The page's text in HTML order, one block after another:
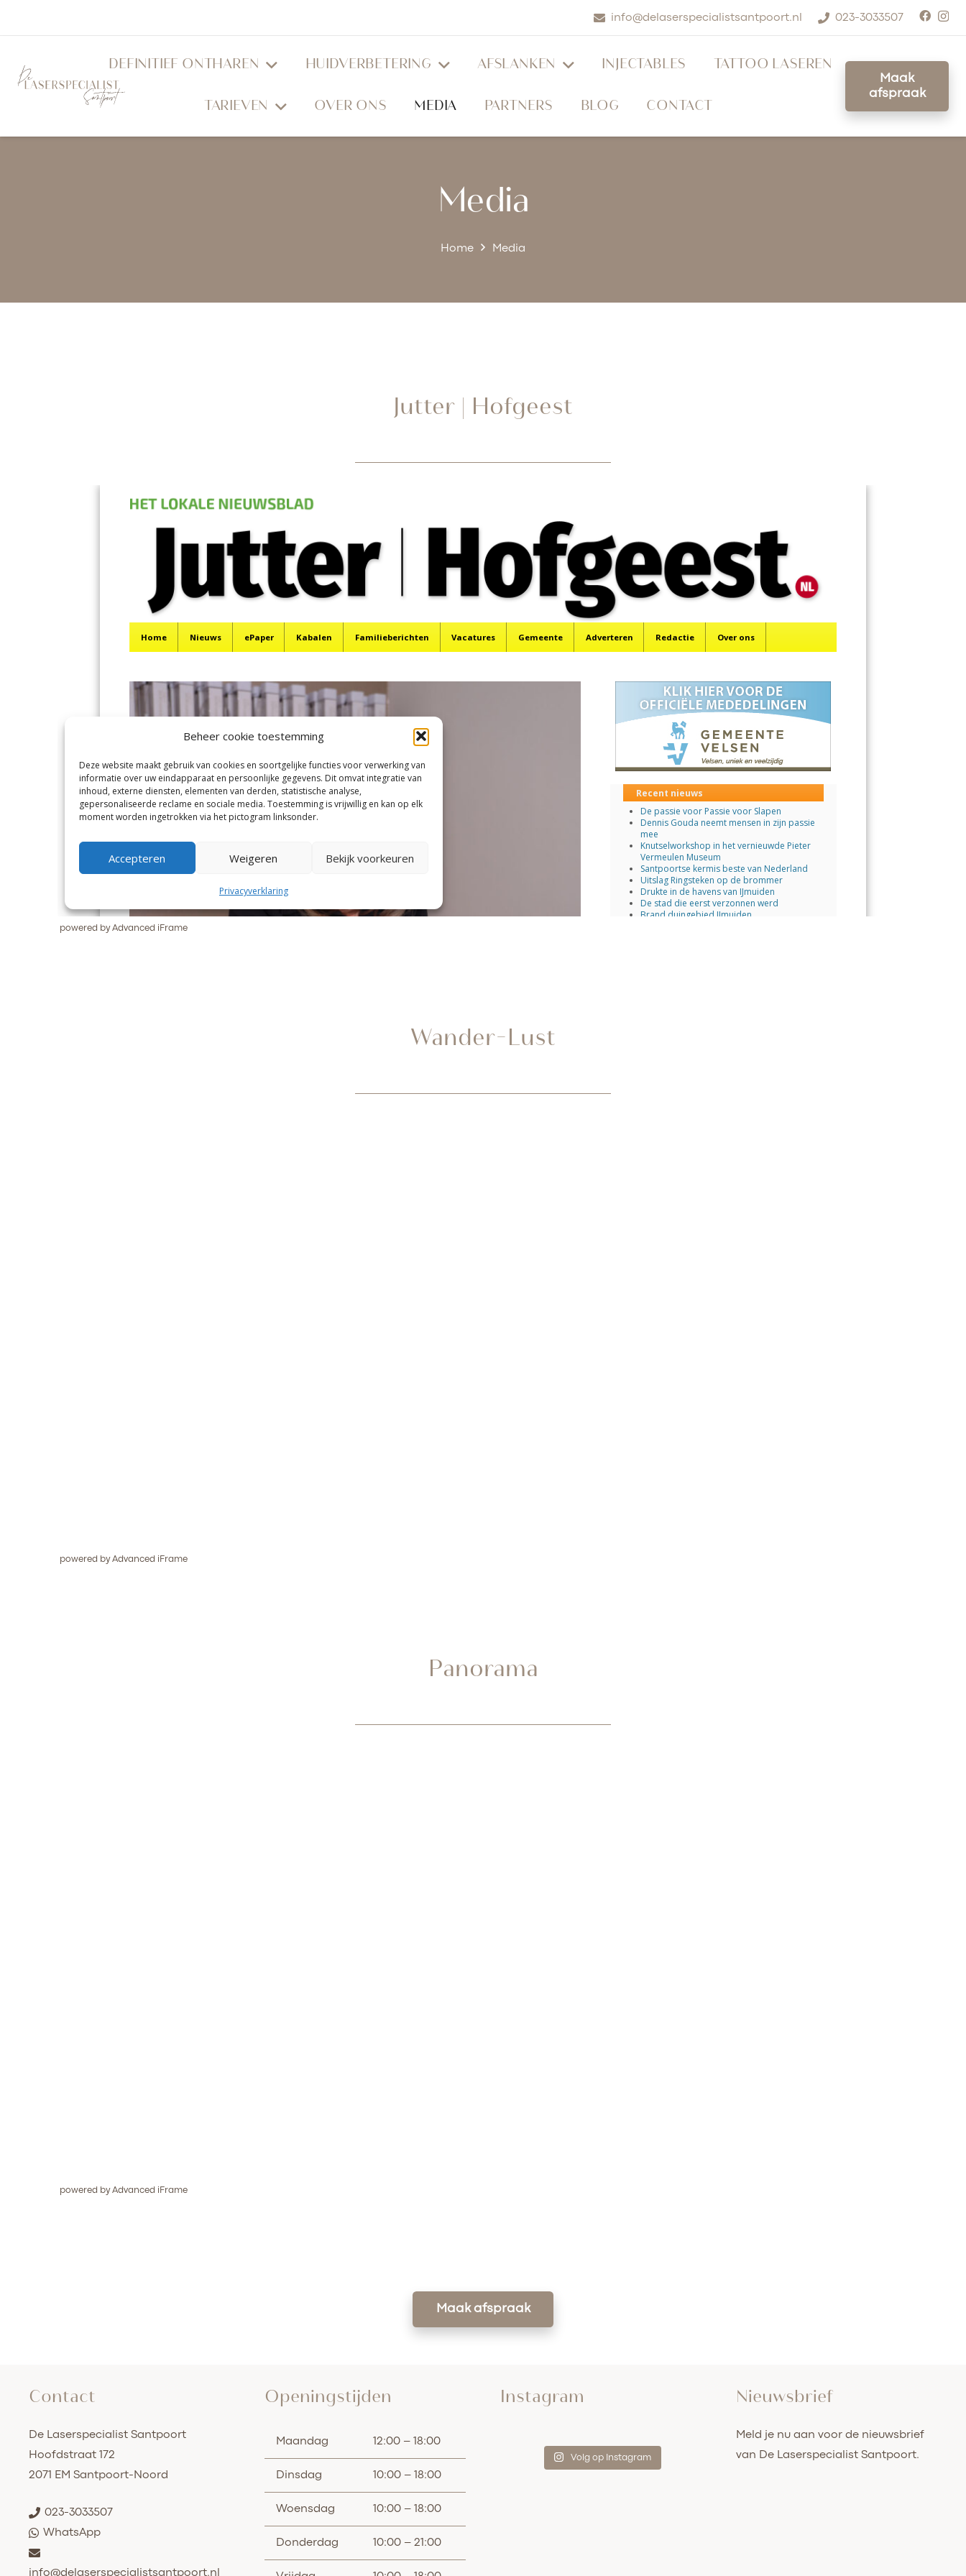
info@delaserspecialistsantpoort.nl 023-3033507
DEFINITIEF ONTHAREN HUIDVERBETERING AFSLANKEN INJECTABLES TATTOO LASEREN
TARIEVEN OVER ONS MEDIA PARTNERS BLOG CONTACT
Maak
afspraak
Media
Home Media
Jutter | Hofgeest
powered by Advanced iFrame
Wander-Lust
powered by Advanced iFrame
Panorama
powered by Advanced iFrame
Maak afspraak
Contact
De Laserspecialist Santpoort
Hoofdstraat 172
2071 EM Santpoort-Noord
023-3033507
WhatsApp
info@delaserspecialistsantpoort.nl
Openingstijden
Maandag 12:00 – 18:00
Dinsdag 10:00 – 18:00
Woensdag 10:00 – 18:00
Donderdag 10:00 – 21:00
Instagram
Volg op Instagram
Nieuwsbrief
Meld je nu aan voor de nieuwsbrief
van De Laserspecialist Santpoort.